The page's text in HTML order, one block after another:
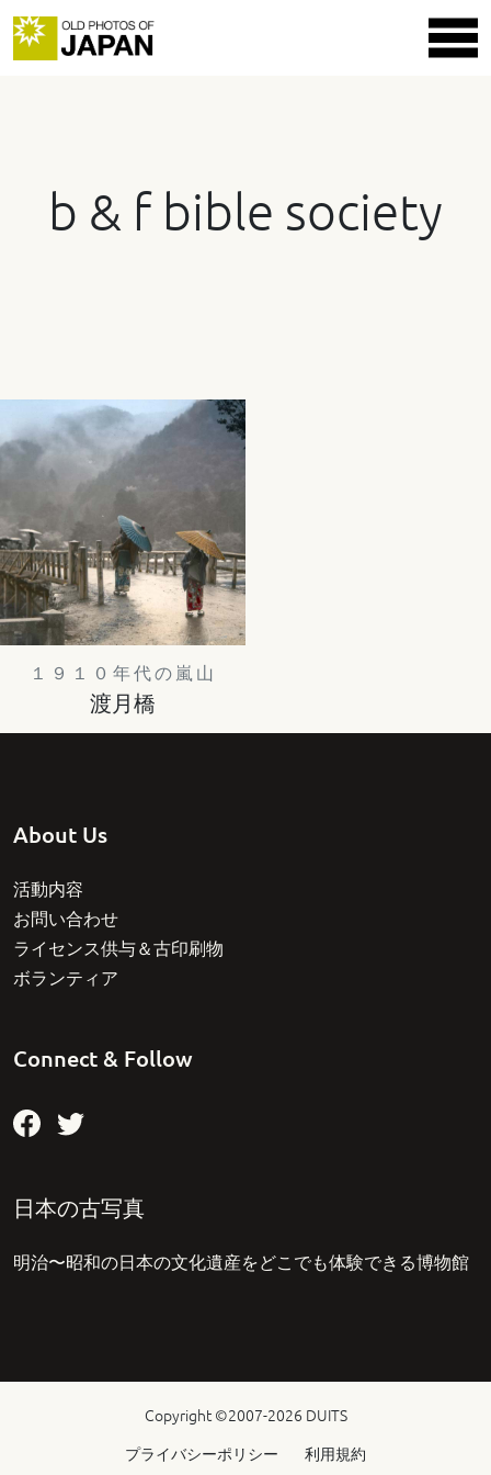
b & f bible society
１９１０年代の嵐山
渡月橋
About Us
活動内容
お問い合わせ
ライセンス供与＆古印刷物
ボランティア
Connect & Follow
日本の古写真
明治〜昭和の日本の文化遺産をどこでも体験できる博物館
Copyright ©2007-2026 DUITS
プライバシーポリシー
利用規約